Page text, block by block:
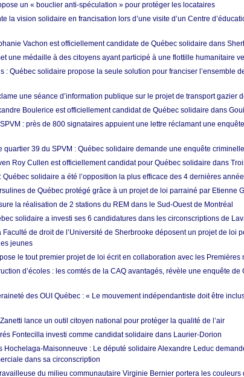
un « bouclier anti-spéculation » pour protéger les locataires
la vision solidaire en francisation lors d’une visite d’un Centre
Vachon est officiellement candidate de Québec solidaire dans
une médaille à des citoyens ayant participé à une flottille humanitaire
: Québec solidaire propose la seule solution pour franciser l’ensemble
une séance d’information publique sur le projet de transport gazier
Boulerice est officiellement candidat de Québec solidaire dans
: près de 800 signataires appuient une lettre réclamant une
quartier 39 du SPVM : Québec solidaire demande une enquête
Roy Cullen est officiellement candidat pour Québec solidaire dans
Québec solidaire a été l’opposition la plus efficace des 4 dernières
de Québec protégé grâce à un projet de loi parrainé par Etienne
la réalisation de 2 stations du REM dans le Sud-Ouest de Montréal
solidaire a investi ses 6 candidatures dans les circonscriptions de
de droit de l’Université de Sherbrooke déposent un projet de loi
jeunes
le tout premier projet de loi écrit en collaboration avec les Premières
d’écoles : les comtés de la CAQ avantagés, révèle une enquête de
des OUI Québec : « Le mouvement indépendantiste doit être
lance un outil citoyen national pour protéger la qualité de l’air
Fontecilla investi comme candidat solidaire dans Laurier-Dorion
Hochelaga-Maisonneuve : Le député solidaire Alexandre Leduc
dans sa circonscription
du milieu communautaire Virginie Bernier portera les couleurs